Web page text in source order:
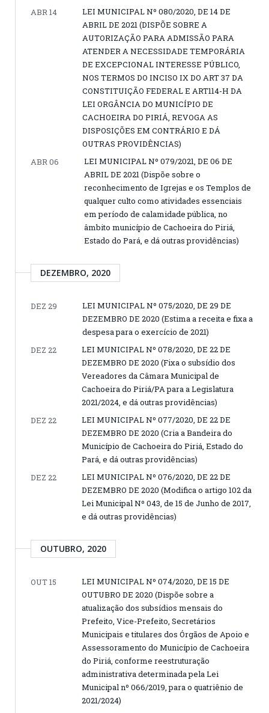
ABR 14
LEI MUNICIPAL Nº 080/2020, DE 14 DE
ABRIL DE 2021 (DISPÕE SOBRE A
AUTORIZAÇÃO PARA ADMISSÃO PARA
ATENDER A NECESSIDADE TEMPORÁRIA
DE EXCEPCIONAL INTERESSE PÚBLICO,
NOS TERMOS DO INCISO IX DO ART 37 DA
CONSTITUIÇÃO FEDERAL E ART114-H DA
LEI ORGÂNCIA DO MUNICÍPIO DE
CACHOEIRA DO PIRIÁ, REVOGA AS
DISPOSIÇÕES EM CONTRÁRIO E DÁ
OUTRAS PROVIDÊNCIAS)
ABR 06
LEI MUNICIPAL Nº 079/2021, DE 06 DE
ABRIL DE 2021 (Dispõe sobre o
reconhecimento de Igrejas e os Templos de
qualquer culto como atividades essenciais
em período de calamidade pública, no
âmbito município de Cachoeira do Piriá,
Estado do Pará, e dá outras providências)
DEZEMBRO, 2020
DEZ 29
LEI MUNICIPAL Nº 075/2020, DE 29 DE
DEZEMBRO DE 2020 (Estima a receita e fixa a
despesa para o exercício de 2021)
DEZ 22
LEI MUNICIPAL Nº 078/2020, DE 22 DE
DEZEMBRO DE 2020 (Fixa o subsídio dos
Vereadores da Câmara Municipal de
Cachoeira do Piriá/PA para a Legislatura
2021/2024, e dá outras providências)
DEZ 22
LEI MUNICIPAL Nº 077/2020, DE 22 DE
DEZEMBRO DE 2020 (Cria a Bandeira do
Município de Cachoeira do Piriá, Estado do
Pará, e dá outras providências)
DEZ 22
LEI MUNICIPAL Nº 076/2020, DE 22 DE
DEZEMBRO DE 2020 (Modifica o artigo 102 da
Lei Municipal Nº 043, de 15 de Junho de 2017,
e dá outras providências)
OUTUBRO, 2020
OUT 15
LEI MUNICIPAL Nº 074/2020, DE 15 DE
OUTUBRO DE 2020 (Dispõe sobre a
atualização dos subsídios mensais do
Prefeito, Vice-Prefeito, Secretários
Municipais e titulares dos Órgãos de Apoio e
Assessoramento do Município de Cachoeira
do Piriá, conforme reestruturação
administrativa determinada pela Lei
Municipal nº 066/2019, para o quatriênio de
2021/2024)